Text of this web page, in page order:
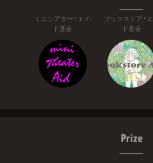
ミニシアター・エイ
ド基金
ブックストア・
ド基金
Prize